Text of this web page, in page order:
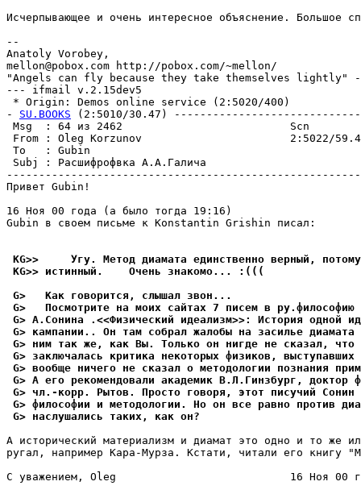
Исчерпывающее и очень интересное объяснение. Большое
--
Anatoly Vorobey,
mellon@pobox.com http://pobox.com/~mellon/
"Angels can fly because they take themselves lightly" -
--- ifmail v.2.15dev5
* Origin: Demos online service (2:5020/400)
- SU.BOOKS (2:5010/30.47)
Msg  : 64 из 2462
From : Oleg Korzunov                       2:5022/
To   : Gubin
Subj : Раcшифpофвка
Привет Gubin!
16 Hоя 00 года (а было тогда 19:16)
Gubin в своем письме к Konstantin Grishin писал:
KG>>     Угу. Метод диамата единственно верный,
KG>> истинный.    Очень знакомо... :(((
G>   Как говорится, слышал звон...
G>   Посмотрите на моих сайтах 7 писем в ру.философию
G> А.Сонина .<<Физический идеализм>>: История одной
G> кампании.. Он там собрал жалобы на засилье диамата
G> ним так же, как Вы. Только он нигде не сказал, что
G> заключалась критика некоторых физиков,
G> вообще ничего не сказал о методологии познания
G> А его рекомендовали академик В.Л.Гинзбург, доктор
G> чл.-корр. Рытов. Просто говоря, этот писучий Сонин
G> философии и методологии. Hо он все равно против
G> наслушались таких, как он?
А исторический материализм и диамат это одно и то же
ругал, например Кара-Мурза. Кстати, читали его книгу
С уважением, Oleg                           16 Hоя 00